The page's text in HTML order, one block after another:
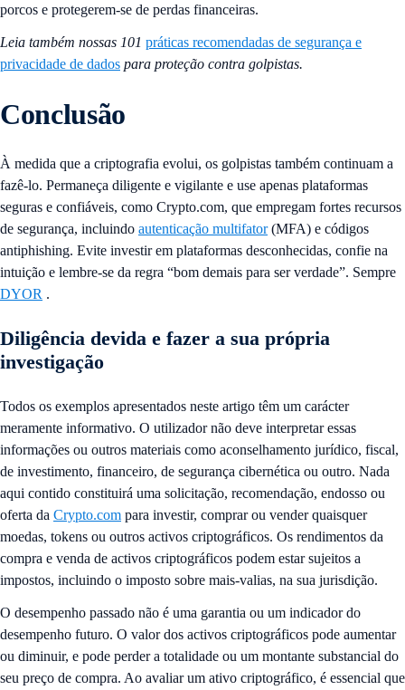
porcos e protegerem-se de perdas financeiras.
Leia também nossas 101 práticas recomendadas de segurança e
privacidade de dados para proteção contra golpistas.
Conclusão
À medida que a criptografia evolui, os golpistas também continuam a
fazê-lo. Permaneça diligente e vigilante e use apenas plataformas
seguras e confiáveis, como Crypto.com, que empregam fortes recursos
de segurança, incluindo autenticação multifator(MFA) e códigos
antiphishing. Evite investir em plataformas desconhecidas, confie na
intuição e lembre-se da regra “bom demais para ser verdade”. Sempre
DYOR .
Diligência devida e fazer a sua própria
investigação
Todos os exemplos apresentados neste artigo têm um carácter
meramente informativo. O utilizador não deve interpretar essas
informações ou outros materiais como aconselhamento jurídico, fiscal,
de investimento, financeiro, de segurança cibernética ou outro. Nada
aqui contido constituirá uma solicitação, recomendação, endosso ou
oferta da Crypto.com para investir, comprar ou vender quaisquer
moedas, tokens ou outros activos criptográficos. Os rendimentos da
compra e venda de activos criptográficos podem estar sujeitos a
impostos, incluindo o imposto sobre mais-valias, na sua jurisdição.
O desempenho passado não é uma garantia ou um indicador do
desempenho futuro. O valor dos activos criptográficos pode aumentar
ou diminuir, e pode perder a totalidade ou um montante substancial do
seu preço de compra. Ao avaliar um ativo criptográfico, é essencial que